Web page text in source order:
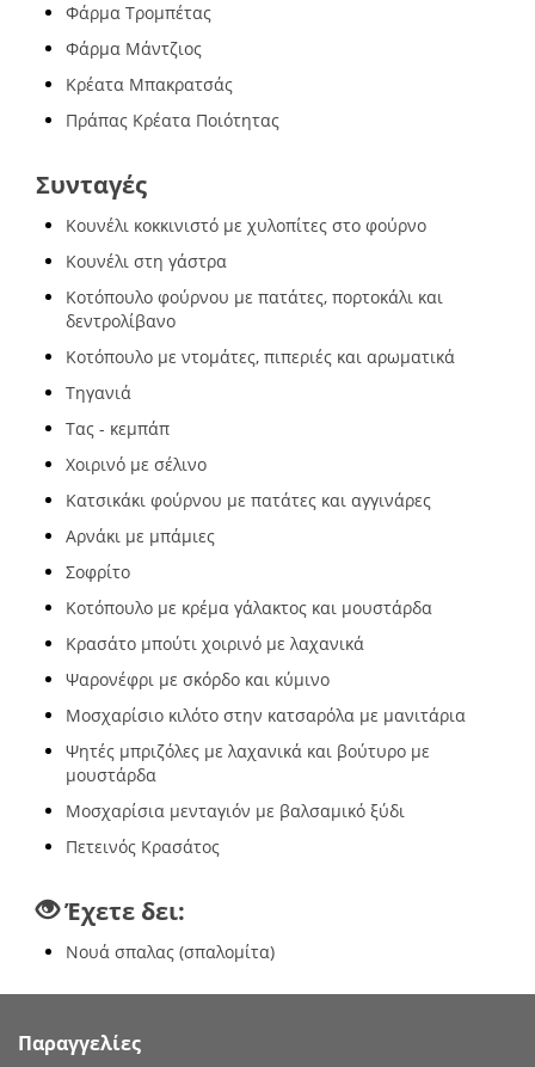
Φάρμα Τρομπέτας
Φάρμα Μάντζιος
Κρέατα Μπακρατσάς
Πράπας Κρέατα Ποιότητας
Συνταγές
Κουνέλι κοκκινιστό με χυλοπίτες στο φούρνο
Κουνέλι στη γάστρα
Κοτόπουλο φούρνου με πατάτες, πορτοκάλι και
δεντρολίβανο
Κοτόπουλο με ντομάτες, πιπεριές και αρωματικά
Τηγανιά
Τας - κεμπάπ
Χοιρινό με σέλινο
Κατσικάκι φούρνου με πατάτες και αγγινάρες
Αρνάκι με μπάμιες
Σοφρίτο
Κοτόπουλο με κρέμα γάλακτος και μουστάρδα
Κρασάτο μπούτι χοιρινό με λαχανικά
Ψαρονέφρι με σκόρδο και κύμινο
Μοσχαρίσιο κιλότο στην κατσαρόλα με μανιτάρια
Ψητές μπριζόλες με λαχανικά και βούτυρο με
μουστάρδα
Μοσχαρίσια μενταγιόν με βαλσαμικό ξύδι
Πετεινός Κρασάτος
Έχετε δει:
Νουά σπαλας (σπαλομίτα)
Παραγγελίες